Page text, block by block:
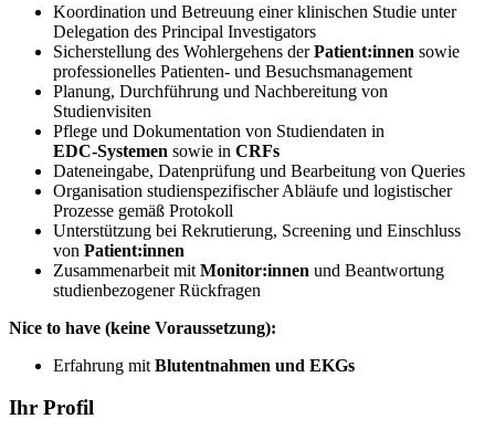
Koordination und Betreuung einer klinischen Studie unter
Delegation des Principal Investigators
Sicherstellung des Wohlergehens derPatient:innen sowie
professionelles Patienten‑ und Besuchsmanagement
Planung, Durchführung und Nachbereitung von
Studienvisiten
Pflege und Dokumentation von Studiendaten in
EDC‑Systemen sowie in CRFs
Dateneingabe, Datenprüfung und Bearbeitung von Queries
Organisation studienspezifischer Abläufe und logistischer
Prozesse gemäß Protokoll
Unterstützung bei Rekrutierung, Screening und Einschluss
von Patient:innen
Zusammenarbeit mit Monitor:innen und Beantwortung
studienbezogener Rückfragen
Nice to have (keine Voraussetzung):
Erfahrung mit Blutentnahmen und EKGs
Ihr Profil